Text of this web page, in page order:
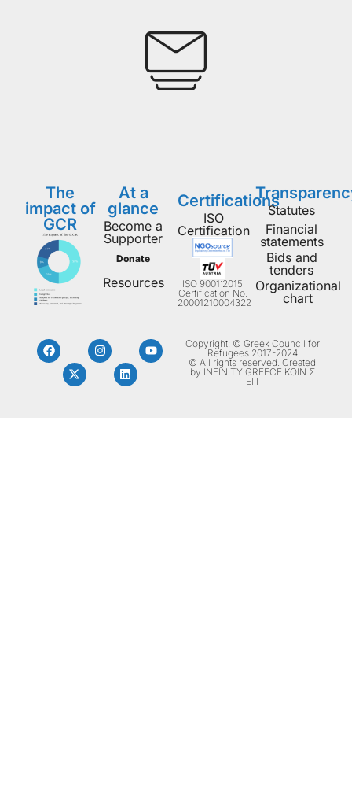
The
impact of
GCR
At a
glance
Become a
Supporter
Donate
Resources
Certifications
ISO
Certification
ISO 9001:2015
Certification No.
20001210004322
Statutes
Financial
statements
Bids and
tenders
Organizational
chart
Copyright: © Greek Council for
Refugees 2017-2024
© All rights reserved. Created
by INFINITY GREECE ΚΟΙΝ Σ
ΕΠ